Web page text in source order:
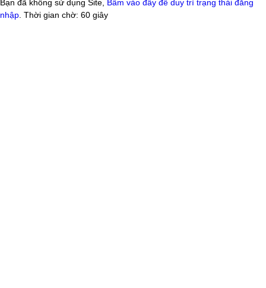
Bạn đã không sử dụng Site, Bấm vào đây để duy trì trạng thái đăng
nhập . Thời gian chờ: 60 giây